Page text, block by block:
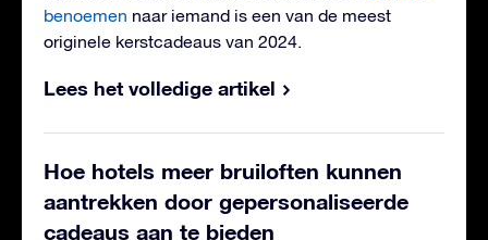
benoemen naar iemand is een van de meest
originele kerstcadeaus van 2024.
Lees het volledige artikel
Hoe hotels meer bruiloften kunnen
aantrekken door gepersonaliseerde
cadeaus aan te bieden